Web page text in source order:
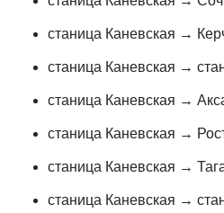
станица Каневская →
станица Каневская →
станица Каневская →
станица Каневская →
станица Каневская →
станица Каневская →